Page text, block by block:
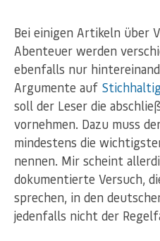
Bei einigen Artikeln über
Abenteuer werden
ebenfalls nur
Argumente auf
soll der Leser die
vornehmen. Dazu muss
mindestens die
nennen. Mir scheint
dokumentierte Versuch,
sprechen, in den
jedenfalls nicht der